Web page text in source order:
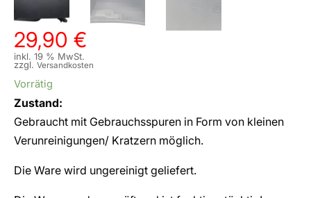
29,90 €
inkl. 19 % MwSt.
zzgl. Versandkosten
Vorrätig
Zustand:
Gebraucht mit Gebrauchsspuren in Form von kleinen
Verunreinigungen/ Kratzern möglich.
Die Ware wird ungereinigt geliefert.